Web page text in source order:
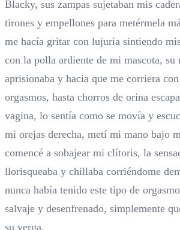
Blacky, sus zampas sujetaban mis
tirones y empellones para metérmela
me hacía gritar con lujuria sintiendo
con la polla ardiente de mi mascota, su
aprisionaba y hacia que me corriera
orgasmos, hasta chorros de orina
vagina, lo sentía como se movía y
mi orejas derecha, metí mi mano bajo
comencé a sobajear mi clítoris, la
llorisqueaba y chillaba corriéndome
nunca había tenido este tipo de
salvaje y desenfrenado, simplemente
su verga.